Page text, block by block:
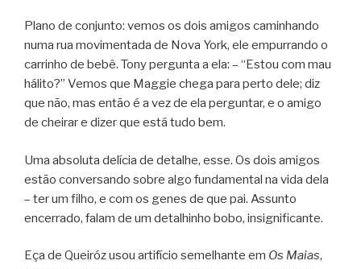
Plano de conjunto: vemos os dois amigos caminhando
numa rua movimentada de Nova York, ele empurrando o
carrinho de bebê. Tony pergunta a ela: – “Estou com mau
hálito?” Vemos que Maggie chega para perto dele; diz
que não, mas então é a vez de ela perguntar, e o amigo
de cheirar e dizer que está tudo bem.
Uma absoluta delícia de detalhe, esse. Os dois amigos
estão conversando sobre algo fundamental na vida dela
– ter um filho, e com os genes de que pai. Assunto
encerrado, falam de um detalhinho bobo, insignificante.
Eça de Queiróz usou artifício semelhante em Os Maias,